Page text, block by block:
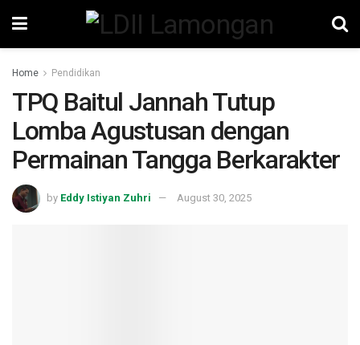
Home Pendidikan
TPQ Baitul Jannah Tutup
Lomba Agustusan dengan
Permainan Tangga Berkarakter
by Eddy Istiyan Zuhri August 30, 2025